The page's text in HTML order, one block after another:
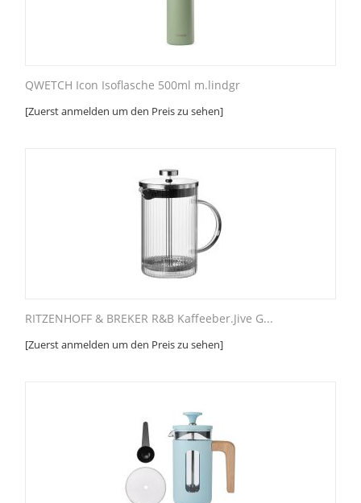
QWETCH Icon Isoflasche 500ml m.lindgr
[Zuerst anmelden um den Preis zu sehen]
RITZENHOFF & BREKER R&B Kaffeeber.Jive G...
[Zuerst anmelden um den Preis zu sehen]